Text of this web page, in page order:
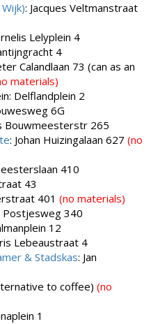
: Jacques Veltmanstraat
Lelyplein 4
4
Calandlaan 73 (can as an
materials)
Delflandplein 2
6G
Bouwmeesterstr 265
: Johan Huizingalaan 627 (no
410
43
401 (no materials)
Postjesweg 340
12
Lebeaustraat 4
& Stadskas: Jan
to coffee) (no
1